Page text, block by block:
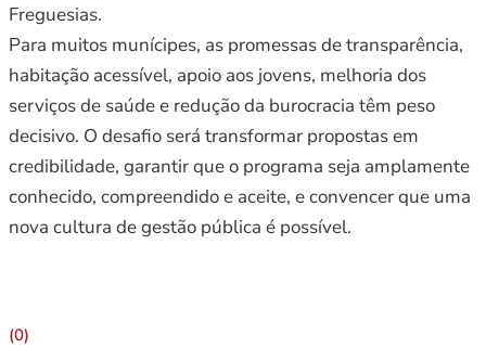
Freguesias.
Para muitos munícipes, as promessas de transparência,
habitação acessível, apoio aos jovens, melhoria dos
serviços de saúde e redução da burocracia têm peso
decisivo. O desafio será transformar propostas em
credibilidade, garantir que o programa seja amplamente
conhecido, compreendido e aceite, e convencer que uma
nova cultura de gestão pública é possível.
(0)